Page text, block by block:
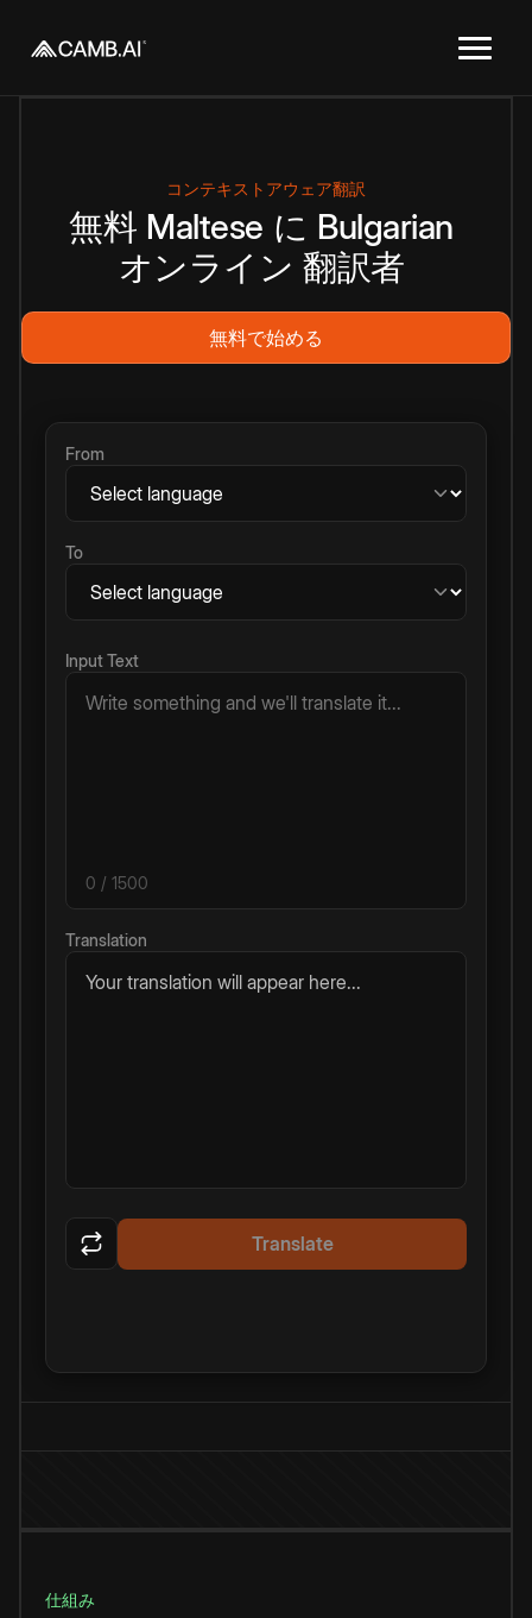
コンテキストアウェア翻訳
無料 Maltese に Bulgarian
オンライン 翻訳者
無料で始める
From
To
Input Text
0 / 1500
Translation
Your translation will appear here...
Translate
仕組み